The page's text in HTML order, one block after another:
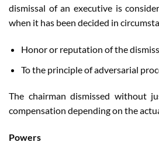
dismissal of an executive is
when it has been decided in
Honor or reputation of the
To the principle of adversarial
The chairman dismissed without
compensation depending on the
Powers